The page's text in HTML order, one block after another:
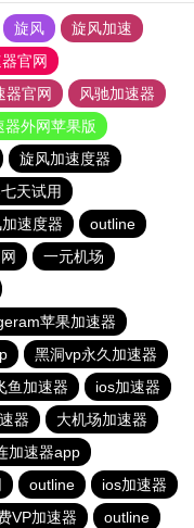
旋风
旋风加速
官网
器官网
风驰加速器
器外网苹果版
旋风加速度器
天试用
速度器
outline
一元机场
苹果加速器
黑洞vp永久加速器
鱼加速器
ios加速器
器
大机场加速器
加速器app
outline
ios加速器
VP加速器 outline